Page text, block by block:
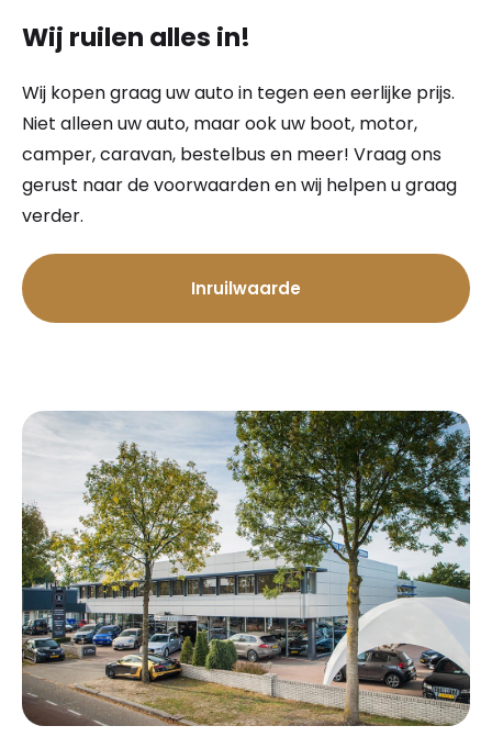
Wij ruilen alles in!
Wij kopen graag uw auto in tegen een eerlijke prijs.
Niet alleen uw auto, maar ook uw boot, motor,
camper, caravan, bestelbus en meer! Vraag ons
gerust naar de voorwaarden en wij helpen u graag
verder.
Inruilwaarde